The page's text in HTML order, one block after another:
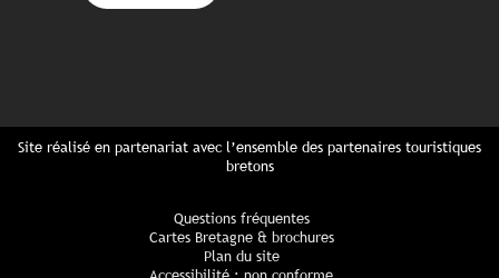
Site réalisé en partenariat avec l’ensemble des partenaires touristiques
bretons
Questions fréquentes
Cartes Bretagne & brochures
Plan du site